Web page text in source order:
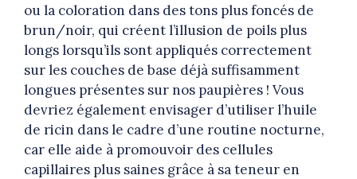
ou la coloration dans des tons plus foncés de
brun/noir, qui créent l’illusion de poils plus
longs lorsqu’ils sont appliqués correctement
sur les couches de base déjà suffisamment
longues présentes sur nos paupières ! Vous
devriez également envisager d’utiliser l’huile
de ricin dans le cadre d’une routine nocturne,
car elle aide à promouvoir des cellules
capillaires plus saines grâce à sa teneur en